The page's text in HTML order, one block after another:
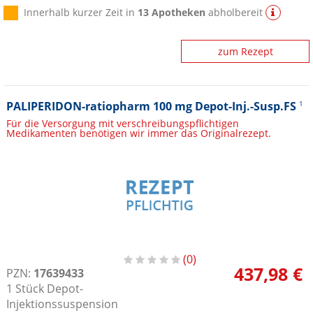
Innerhalb kurzer Zeit in 13 Apotheken abholbereit
zum Rezept
PALIPERIDON-ratiopharm 100 mg Depot-Inj.-Susp.FS 1
Für die Versorgung mit verschreibungspflichtigen
Medikamenten benötigen wir immer das Originalrezept.
0
PZN: 17639433
1 Stück Depot-
Injektionssuspension
437,98 €